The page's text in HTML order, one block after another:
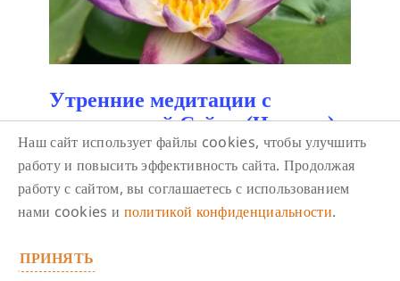
Утренние медитации с
досточтимой Сэйти (Чикаку).
Онлайн.
10 августа/ 07:00-07:30
В книге Сила медитации Лама Сопа Ринпоче
учениями Будды, после первых же попыток
Наш сайт использует файлы cookies, чтобы улучшить
работу и повысить эффективность сайта. Продолжая
работу с сайтом, вы соглашаетесь с использованием
нами cookies и политикой конфиденциальности.
ПРИНЯТЬ